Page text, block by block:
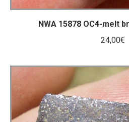
NWA 15878 OC4-melt
24,00€